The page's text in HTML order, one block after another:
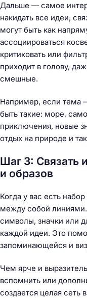
Дальше — самое
накидать все идеи,
могут быть как
ассоциироваться
критиковать или
приходит в голову,
смешные.
Например, если тема
быть такие: море,
приключения, новые
отдых на природе и
Шаг 3: Связать
и образов
Когда у вас есть
между собой
символы, значки или
каждой идеи. Это
запоминающейся и
Чем ярче и
вспомнить или
создается целая сеть